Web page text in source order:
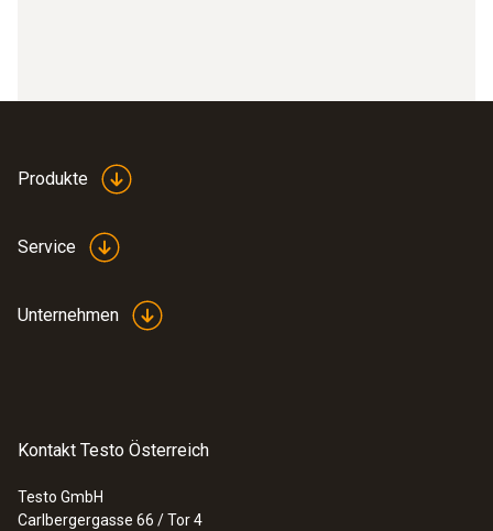
Produkte
Service
Unternehmen
Kontakt Testo Österreich
Testo GmbH
Carlbergergasse 66 / Tor 4